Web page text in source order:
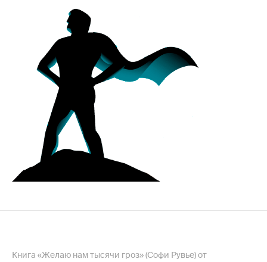
Книга «Желаю нам тысячи гроз» (Софи Рувье) от